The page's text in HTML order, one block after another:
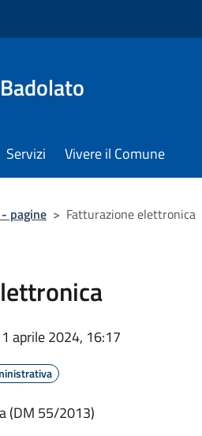
Servizi Vivere il Comune
pagine > Fatturazione elettronica
aprile 2024, 16:17
(DM 55/2013)